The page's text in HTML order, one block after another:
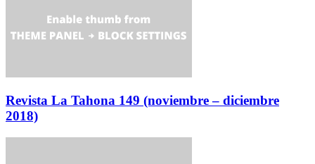
Revista La Tahona 149 (noviembre – diciembre
2018)